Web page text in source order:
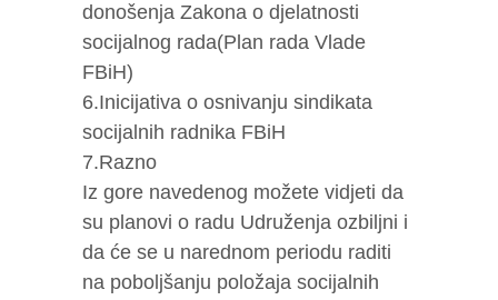
donošenja Zakona o djelatnosti
socijalnog rada(Plan rada Vlade
FBiH)
6.Inicijativa o osnivanju sindikata
socijalnih radnika FBiH
7.Razno
Iz gore navedenog možete vidjeti da
su planovi o radu Udruženja ozbiljni i
da će se u narednom periodu raditi
na poboljšanju položaja socijalnih